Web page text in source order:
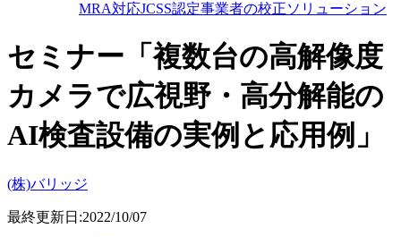
MRA対応JCSS認定事業者の校正ソリューション
セミナー「複数台の高解像度
カメラで広視野・高分解能の
AI検査設備の実例と応用例」
(株)バリッジ
最終更新日:2022/10/07